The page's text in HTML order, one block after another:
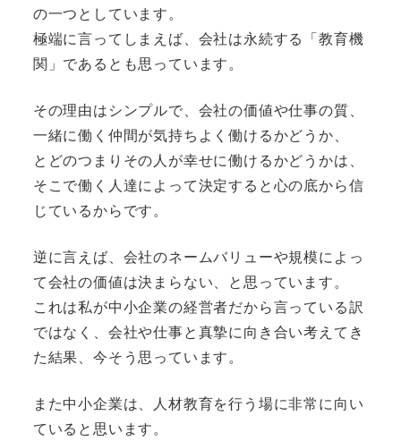
の一つとしています。
極端に言ってしまえば、会社は永続する「教育機
関」であるとも思っています。
その理由はシンプルで、会社の価値や仕事の質、
一緒に働く仲間が気持ちよく働けるかどうか、
とどのつまりその人が幸せに働けるかどうかは、
そこで働く人達によって決定すると心の底から信
じているからです。
逆に言えば、会社のネームバリューや規模によっ
て会社の価値は決まらない、と思っています。
これは私が中小企業の経営者だから言っている訳
ではなく、会社や仕事と真摯に向き合い考えてき
た結果、今そう思っています。
また中小企業は、人材教育を行う場に非常に向い
ていると思います。